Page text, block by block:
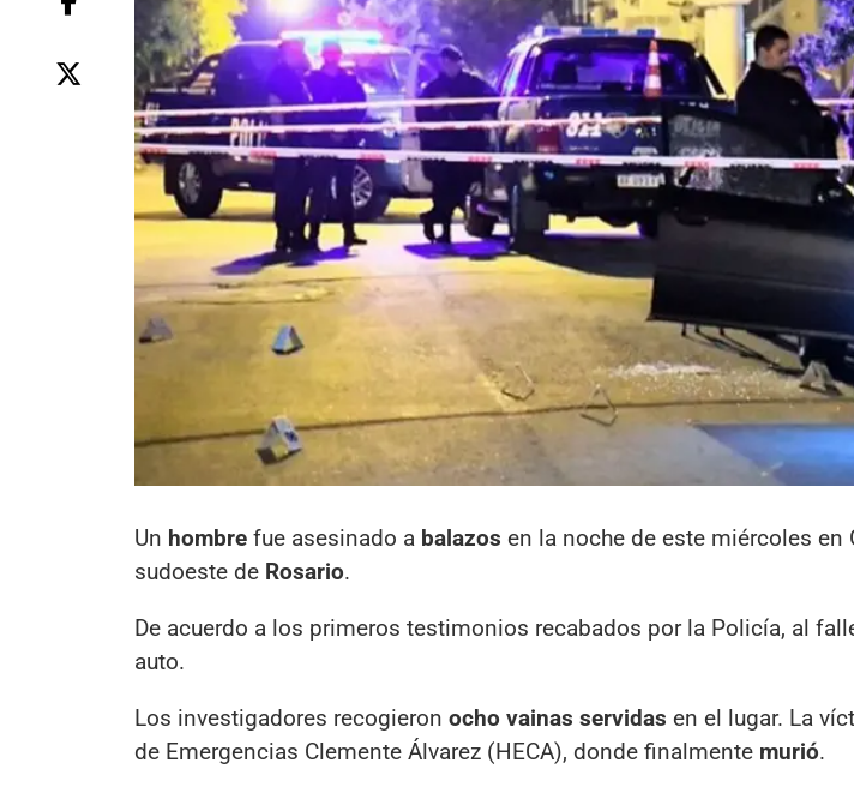
Un hombre fue asesinado a balazos en la noche de este miércoles en
sudoeste de Rosario.
De acuerdo a los primeros testimonios recabados por la Policía, al
auto.
Los investigadores recogieron ocho vainas servidas en el lugar. La
de Emergencias Clemente Álvarez (HECA), donde finalmente murió.